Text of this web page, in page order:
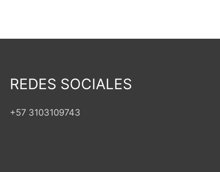
REDES SOCIALES
+57 3103109743